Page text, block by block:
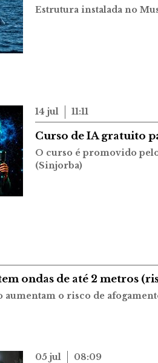
Estrutura instalada no
14 jul 11:11
Curso de IA gratuito
O curso é promovido
(Sinjorba)
ondas de até 2 metros
o risco de
05 jul 08:09